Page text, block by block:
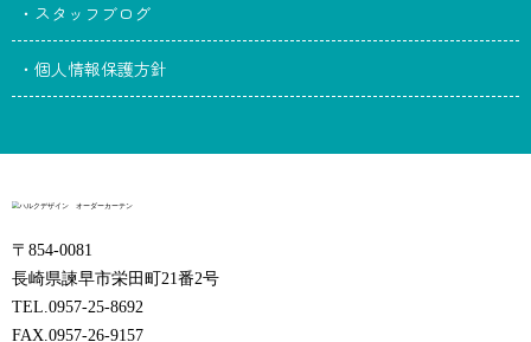
・スタッフブログ
・個人情報保護方針
〒854-0081
長崎県諫早市栄田町21番2号
TEL.0957-25-8692
FAX.0957-26-9157